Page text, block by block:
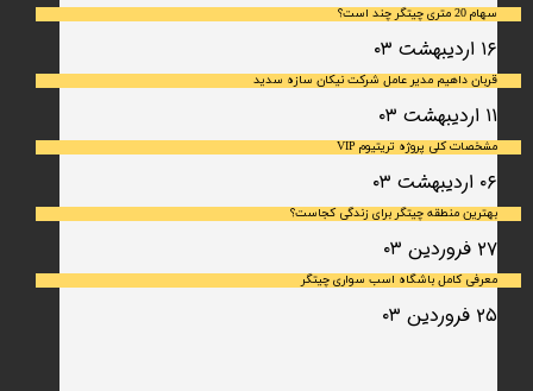
سهام 20 متری چیتگر چند است؟
۱۶ اردیبهشت ۰۳
قربان داهیم مدیر عامل شرکت نیکان سازه سدید
۱۱ اردیبهشت ۰۳
مشخصات کلی پروژه تریتیوم VIP
۰۶ اردیبهشت ۰۳
بهترین منطقه چیتگر برای زندگی کجاست؟
۲۷ فروردین ۰۳
معرفی کامل باشگاه اسب سواری چیتگر
۲۵ فروردین ۰۳